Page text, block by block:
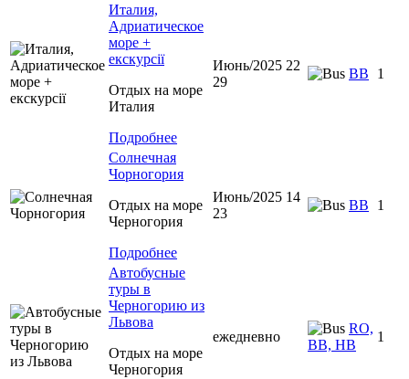
Италия,
Адриатическое
море +
екскурсії
Отдых на море
Италия
Подробнее
Июнь/2025 22
29
BB 1
Солнечная
Чорногория
Отдых на море
Черногория
Подробнее
Июнь/2025 14
23
BB 1
Автобусные
туры в
Черногорию из
Львова
Отдых на море
Черногория
ежедневно
RO,
BB, HB
1